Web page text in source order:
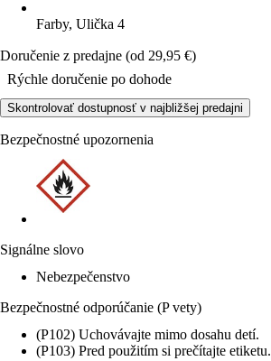
Farby, Ulička 4
Doručenie z predajne (od 29,95 €)
Rýchle doručenie po dohode
Skontrolovať dostupnosť v najbližšej predajni
Bezpečnostné upozornenia
Signálne slovo
Nebezpečenstvo
Bezpečnostné odporúčanie (P vety)
(P102) Uchovávajte mimo dosahu detí.
(P103) Pred použitím si prečítajte etiketu.